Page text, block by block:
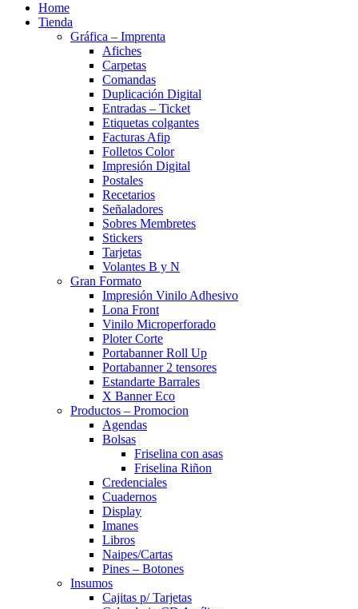
Home
Tienda
Gráfica – Imprenta
Afiches
Carpetas
Comandas
Duplicación Digital
Entradas – Ticket
Etiquetas colgantes
Facturas Afip
Folletos Color
Impresión Digital
Postales
Recetarios
Señaladores
Sobres Membretes
Stickers
Tarjetas
Volantes B y N
Gran Formato
Impresión Vinilo Adhesivo
Lona Front
Vinilo Microperforado
Ploter Corte
Portabanner Roll Up
Portabanner 2 tensores
Estandarte Barrales
X Banner Eco
Productos – Promocion
Agendas
Bolsas
Friselina con asas
Friselina Riñon
Credenciales
Cuadernos
Display
Imanes
Libros
Naipes/Cartas
Pines – Botones
Insumos
Cajitas p/ Tarjetas